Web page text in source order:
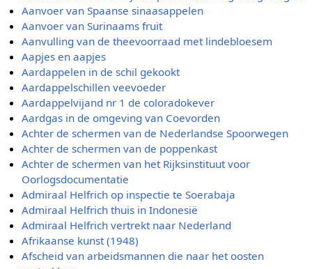
Aanvoer van Spaanse sinaasappelen
Aanvoer van Surinaams fruit
Aanvulling van de theevoorraad met lindebloesem
Aapjes en aapjes
Aardappelen in de schil gekookt
Aardappelschillen veevoeder
Aardappelvijand nr 1 de coloradokever
Aardgas in de omgeving van Coevorden
Achter de schermen van de Nederlandse Spoorwegen
Achter de schermen van de poppenkast
Achter de schermen van het Rijksinstituut voor
Oorlogsdocumentatie
Admiraal Helfrich op inspectie te Soerabaja
Admiraal Helfrich thuis in Indonesië
Admiraal Helfrich vertrekt naar Nederland
Afrikaanse kunst (1948)
Afscheid van arbeidsmannen die naar het oosten